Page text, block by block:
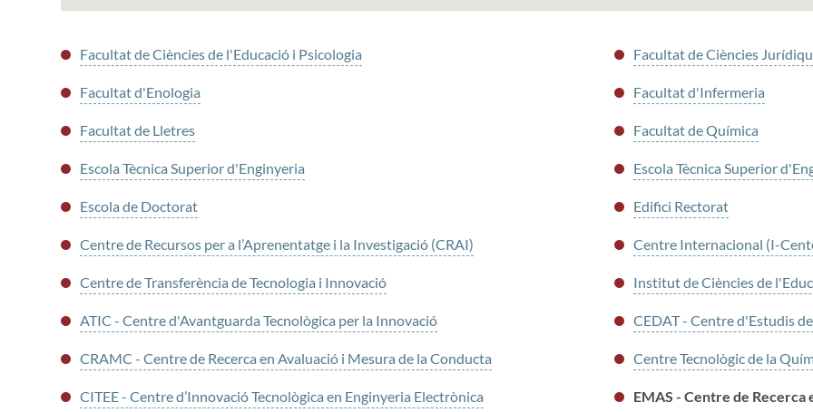
Facultat de Ciències de l'Educació i Psicologia Facultat de Ciències
Facultat d'Enologia Facultat d'Infermeria
Facultat de Lletres Facultat de Química
Escola Tècnica Superior d'Enginyeria Escola Tècnica Superior
Escola de Doctorat Edifici Rectorat
Centre de Recursos per a l’Aprenentatge i la Investigació (CRAI) Centre Internacional (I-
Centre de Transferència de Tecnologia i Innovació Institut de Ciències de
ATIC - Centre d'Avantguarda Tecnològica per la Innovació CEDAT - Centre d'Estudis
CRAMC - Centre de Recerca en Avaluació i Mesura de la Conducta Centre Tecnològic de la
CITEE - Centre d’Innovació Tecnològica en Enginyeria Electrònica EMAS - Centre de